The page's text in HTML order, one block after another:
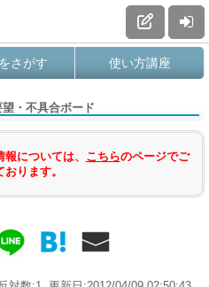
さがす 使い方講座
・不具合ボード
については、 こちらのページでご
ります。